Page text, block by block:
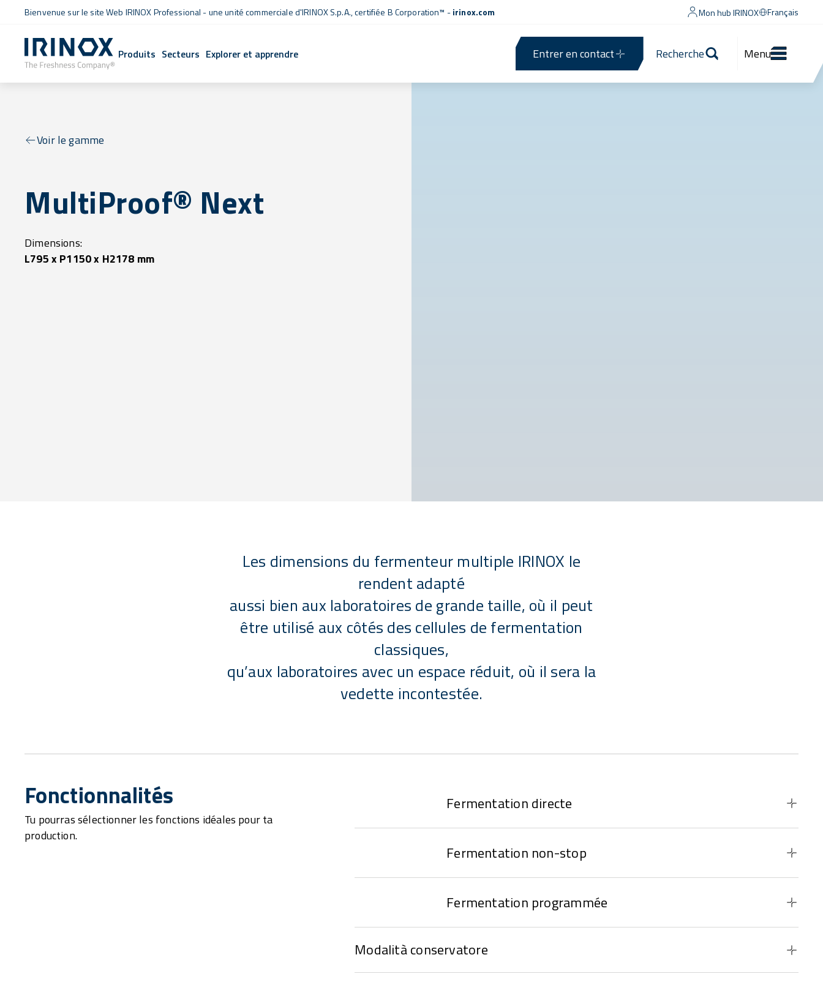
Bienvenue sur le site Web IRINOX Professional - une unité commerciale d'IRINOX S.p.A.,certifiée B Corporation™ -irinox.com Mon hub IRINOX Français
Produits Secteurs Explorer et apprendre Entrer en contact Recherche Menu
Voir le gamme
MultiProof® Next
Dimensions:
L795 x P1150 x H2178 mm
Les dimensions du fermenteur multiple IRINOX le
rendent adapté
aussi bien aux laboratoires de grande taille, où il peut
être utilisé aux côtés des cellules de fermentation
classiques,
qu’aux laboratoires avec un espace réduit, où il sera la
vedette incontestée.
Fonctionnalités
Tu pourras sélectionner les fonctions idéales pour ta
production.
Fermentation directe
Fermentation non-stop
Fermentation programmée
Modalità conservatore